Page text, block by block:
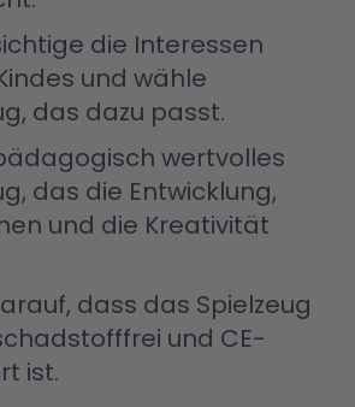
die Interessen
und wähle
das dazu passt.
wertvolles
das die Entwicklung,
und die Kreativität
dass das Spielzeug
und CE-
ist.